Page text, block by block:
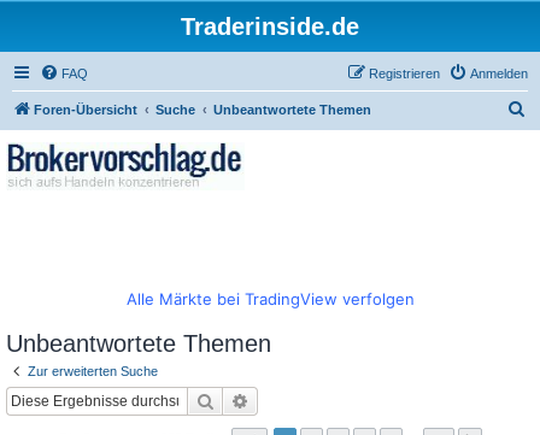
Traderinside.de
FAQ Anmelden
Registrieren
Foren-Übersicht Suche Unbeantwortete Themen
Alle Märkte bei TradingView verfolgen
Unbeantwortete Themen
Zur erweiterten Suche
Suche